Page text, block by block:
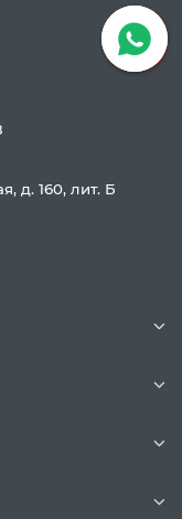
д. 160, лит. Б